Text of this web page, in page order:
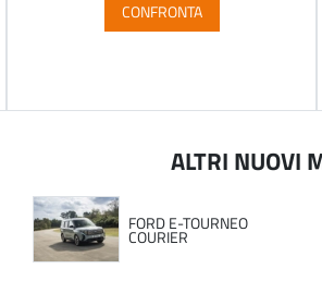
CONFRONTA
ALTRI NUOVI
FORD E-TOURNEO
COURIER